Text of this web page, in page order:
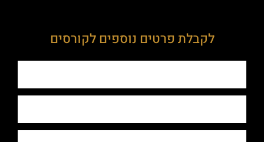
לקבלת פרטים נוספים לקורסים